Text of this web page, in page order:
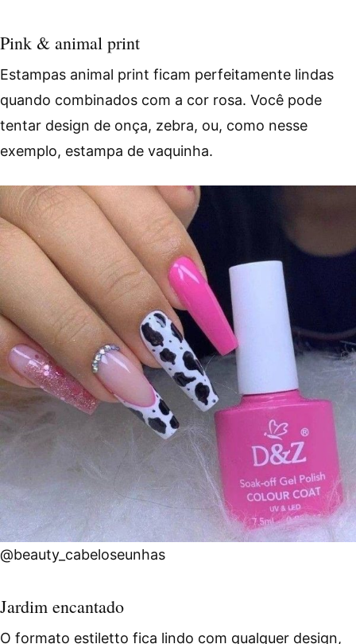
Pink & animal print
Estampas animal print ficam perfeitamente lindas
quando combinados com a cor rosa. Você pode
tentar design de onça, zebra, ou, como nesse
exemplo, estampa de vaquinha.
@beauty_cabeloseunhas
Jardim encantado
O formato estiletto fica lindo com qualquer design,